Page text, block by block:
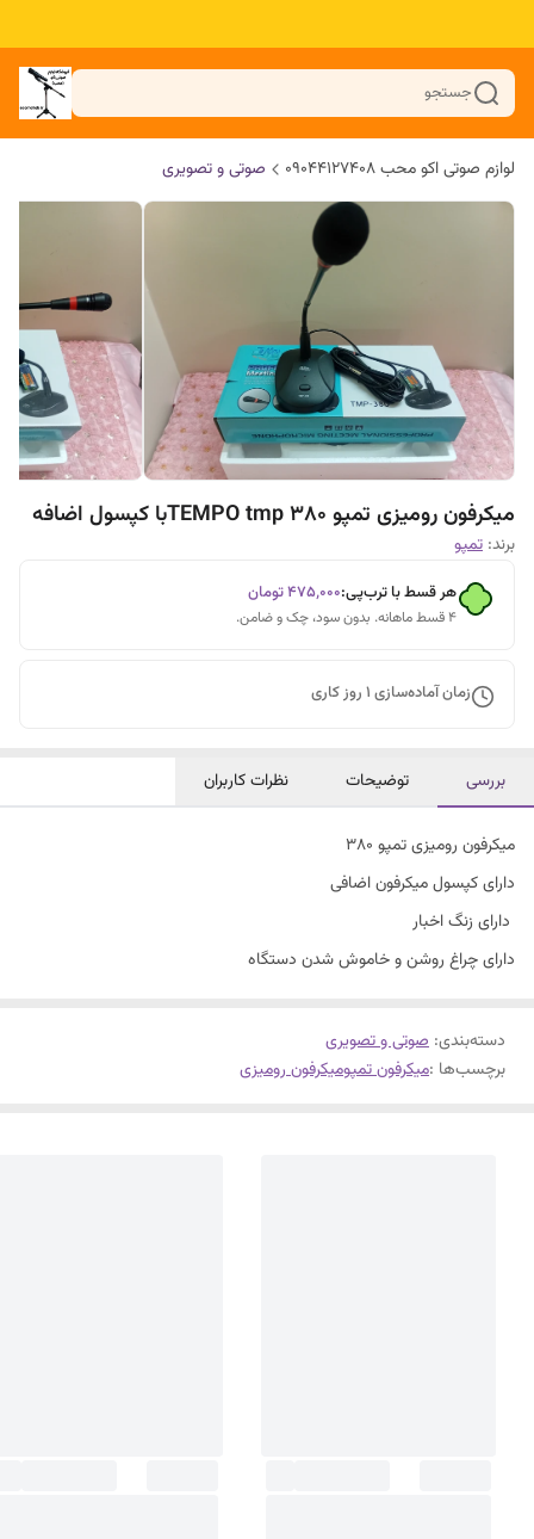
جستجو
لوازم صوتی اکو محب 09044127408 صوتی و تصویری
میکرفون رومیزی تمپو TEMPO tmp 380با کپسول اضافه
برند: تمپو
هر قسط با ترب‌پی:۴۷۵٬۰۰۰تومان
۴ قسط ماهانه. بدون سود، چک و ضامن.
زمان آماده‌سازی 1 روز کاری
بررسی توضیحات نظرات کاربران
میکرفون رومیزی تمپو ۳۸۰
دارای کپسول میکرفون اضافی
دارای زنگ اخبار
دارای چراغ روشن و خاموش شدن دستگاه
دسته‌بندی: صوتی و تصویری
برچسب‌ها :میکرفون تمپومیکرفون رومیزی